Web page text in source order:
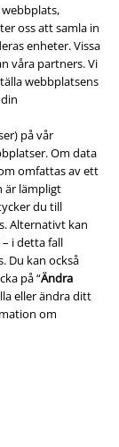
oss att samla in
enheter. Vissa
våra partners. Vi
webbplatsens
på vår
Om data
omfattas av ett
är lämpligt
du till
Alternativt kan
– i detta fall
Du kan också
på “Ändra
eller ändra ditt
om